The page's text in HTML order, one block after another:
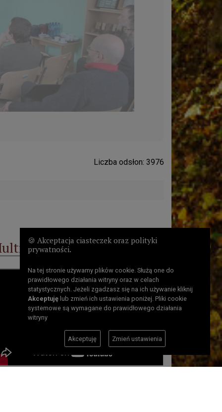
Liczba odsłon: 3976
🍪 Akceptacja ciasteczek oraz polityki
prywatności.
Na tej stronie używamy plików cookie. Służą one do
prawidłowego działania witryny oraz w celach
statystycznych. Jeżeli zgadzasz się na ich używanie kliknij
Akceptuję lub zmień ich ustawienia poniżej. Pliki cookie
systemowe są wymagane do prawidłowego działania
witryny
Akceptuję Zmień ustawienia